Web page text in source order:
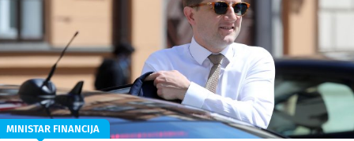
MINISTAR FINANCIJA